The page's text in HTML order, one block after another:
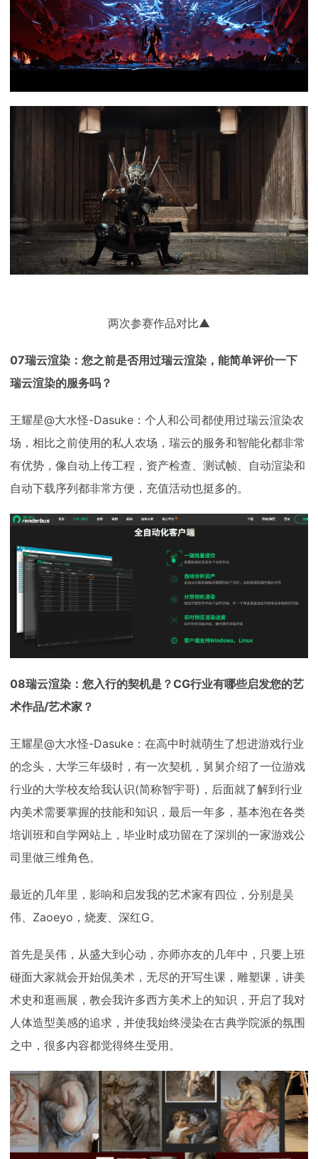
两次参赛作品对比▲
07瑞云渲染：您之前是否用过瑞云渲染，能简单评价一下
瑞云渲染的服务吗？
王耀星@大水怪-Dasuke：个人和公司都使用过瑞云渲染农
场，相比之前使用的私人农场，瑞云的服务和智能化都非常
有优势，像自动上传工程，资产检查、测试帧、自动渲染和
自动下载序列都非常方便，充值活动也挺多的。
08瑞云渲染：您入行的契机是？CG行业有哪些启发您的艺
术作品/艺术家？
王耀星@大水怪-Dasuke：在高中时就萌生了想进游戏行业
的念头，大学三年级时，有一次契机，舅舅介绍了一位游戏
行业的大学校友给我认识(简称智宇哥)，后面就了解到行业
内美术需要掌握的技能和知识，最后一年多，基本泡在各类
培训班和自学网站上，毕业时成功留在了深圳的一家游戏公
司里做三维角色。
最近的几年里，影响和启发我的艺术家有四位，分别是吴
伟、Zaoeyo，烧麦、深红G。
首先是吴伟，从盛大到心动，亦师亦友的几年中，只要上班
碰面大家就会开始侃美术，无尽的开写生课，雕塑课，讲美
术史和逛画展，教会我许多西方美术上的知识，开启了我对
人体造型美感的追求，并使我始终浸染在古典学院派的氛围
之中，很多内容都觉得终生受用。